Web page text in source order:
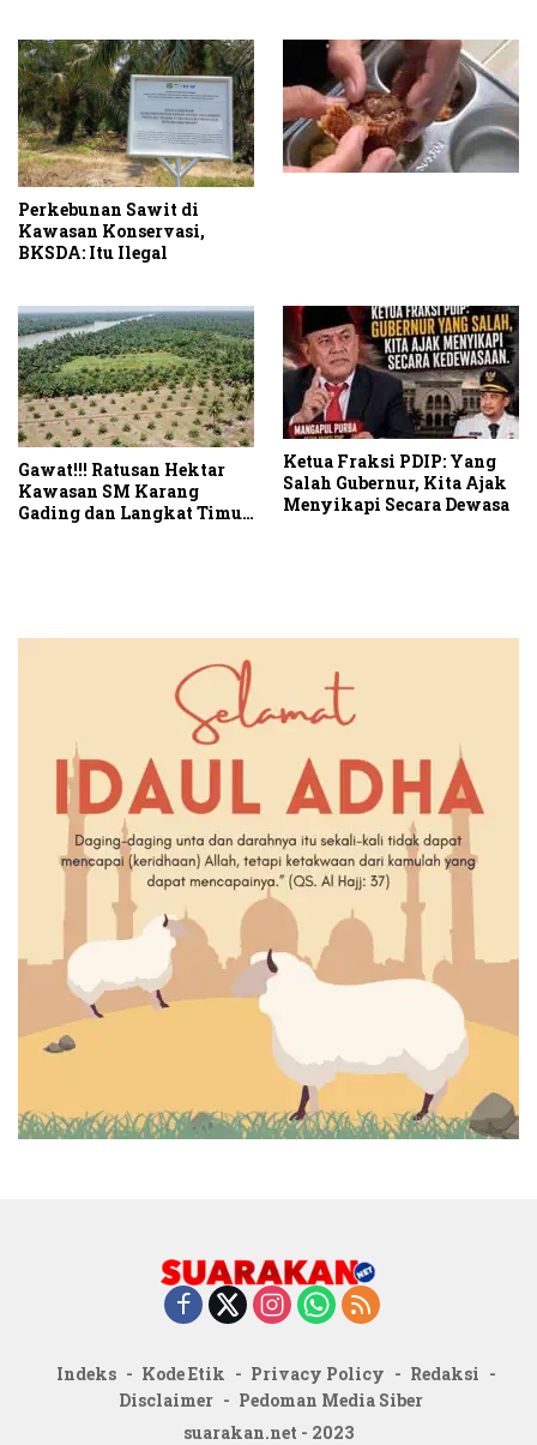
Perkebunan Sawit di
Kawasan Konservasi,
BKSDA: Itu Ilegal
Gawat!!! Ratusan Hektar
Kawasan SM Karang
Gading dan Langkat Timur
Ketua Fraksi PDIP: Yang
Salah Gubernur, Kita Ajak
Menyikapi Secara Dewasa
Indeks Kode Etik Privacy Policy
Redaksi
Disclaimer
Pedoman Media Siber
suarakan.net - 2023